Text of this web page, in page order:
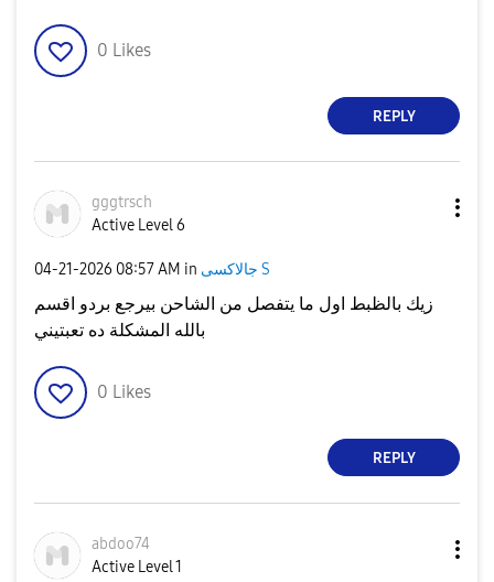
0 Likes
REPLY
gggtrsch
Active Level 6
‎04-21-2026 08:57 AM in جالاكسى S
زيك بالظبط اول ما يتفصل من الشاحن بيرجع بردو اقسم
بالله المشكلة ده تعبتيني
0 Likes
REPLY
abdoo74
Active Level 1